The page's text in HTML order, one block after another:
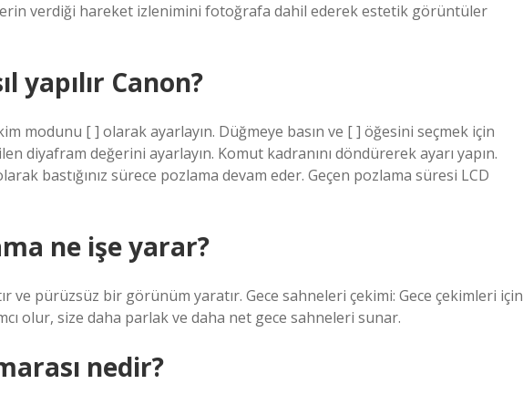
verdiği hareket izlenimini fotoğrafa dahil ederek estetik görüntüler
yapılır Canon?
modunu [ ] olarak ayarlayın. Düğmeye basın ve [ ] öğesini seçmek için
diyafram değerini ayarlayın. Komut kadranını döndürerek ayarı yapın.
bastığınız sürece pozlama devam eder. Geçen pozlama süresi LCD
ne işe yarar?
ve pürüzsüz bir görünüm yaratır. Gece sahneleri çekimi: Gece çekimleri için
olur, size daha parlak ve daha net gece sahneleri sunar.
nedir?